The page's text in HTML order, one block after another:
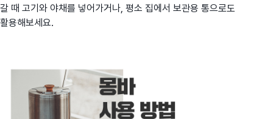
갈 때 고기와 야채를 넣어가거나, 평소 집에서 보관용 통으로도
활용해보세요.